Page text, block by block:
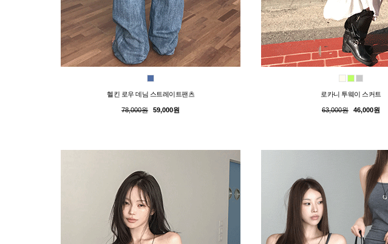
헬킨 로우 데님 스트레이트팬츠
78,000원 59,000원
로카니 투웨이 스커트
63,000원 46,000원